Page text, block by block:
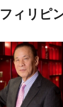
フィリピ